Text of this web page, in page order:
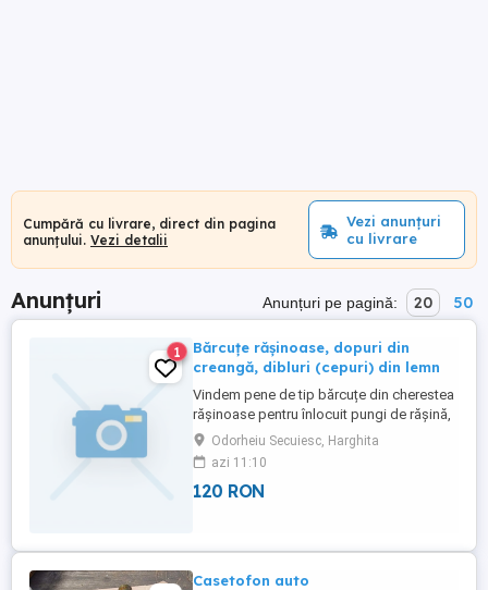
Cumpără cu livrare, direct din pagina
anunțului. Vezi detalii
Vezi anunțuri
cu livrare
Anunțuri Anunțuri pe pagină: 20 50
1
Bărcuțe rășinoase, dopuri din
creangă, dibluri (cepuri) din lemn
Vindem pene de tip bărcuțe din cherestea
rășinoase pentru înlocuit pungi de rășină,
dopuri din creangă pentru înlocuit noduri
căzătoare, dibluri (cepuri) din lemn pentru
îmbinat elemente mobilă.
Odorheiu Secuiesc, Harghita
azi 11:10
120 RON
Casetofon auto